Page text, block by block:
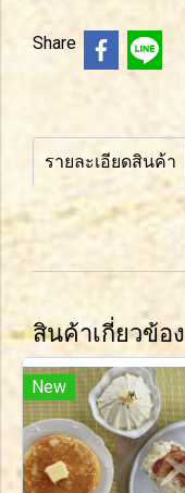
Share
รายละเอียดสินค้า
สินค้าเกี่ยวข้อง
New